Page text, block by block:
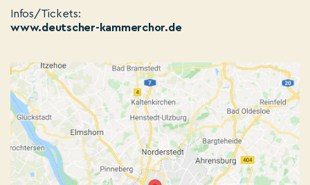
Infos/Tickets:
www.deutscher-kammerchor.de